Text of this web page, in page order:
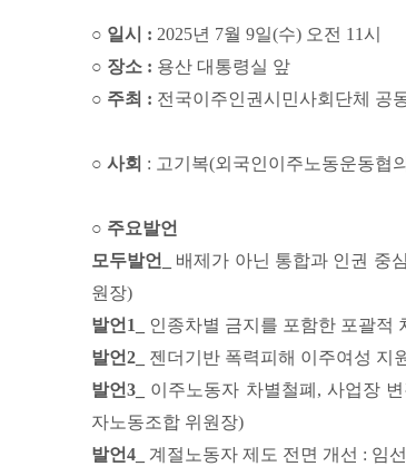
○ 일시 : 2025년 7월 9일(수) 오전 11시
○ 장소 : 용산 대통령실 앞
○ 주최 : 전국이주인권시민사회단체 공
○ 사회 : 고기복(외국인이주노동운동협
○ 주요발언
모두발언_ 배제가 아닌 통합과 인권 중
원장)
발언1_
인종차별 금지를 포함한 포괄적
발언2_ 젠더기반 폭력피해 이주여성 지
발언3_ 이주노동자 차별철폐, 사업장
자노동조합 위원장)
발언4_ 계절노동자 제도 전면 개선 : 임